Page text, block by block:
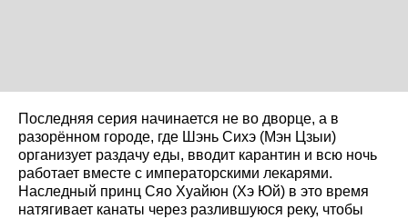
Последняя серия начинается не во дворце, а в
разорённом городе, где Шэнь Сихэ (Мэн Цзыи)
организует раздачу еды, вводит карантин и всю ночь
работает вместе с императорскими лекарями.
Наследный принц Сяо Хуайюн (Хэ Юй) в это время
натягивает канаты через разлившуюся реку, чтобы